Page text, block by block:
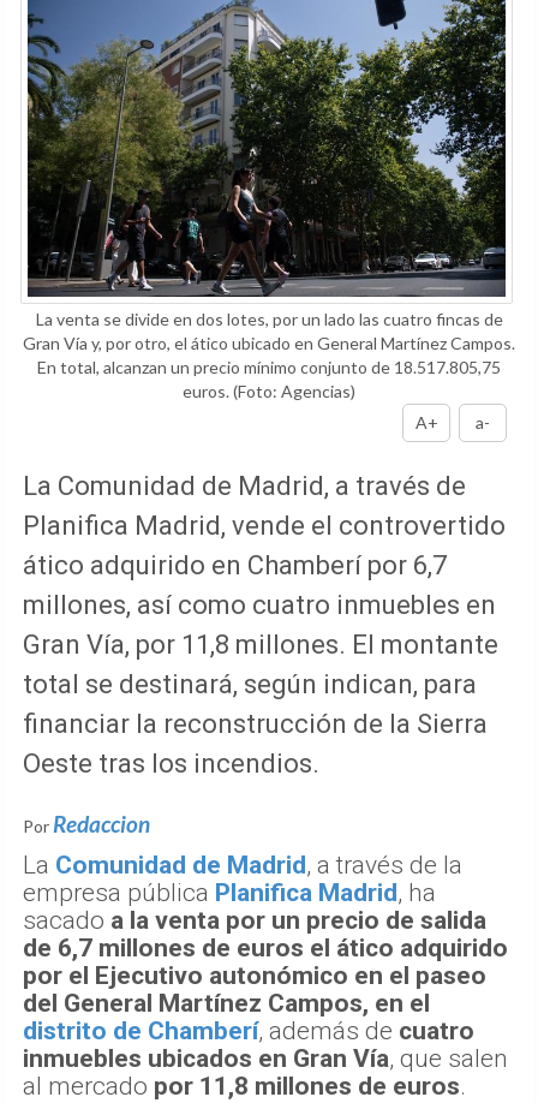
La venta se divide en dos lotes, por un lado las cuatro fincas de
Gran Vía y, por otro, el ático ubicado en General Martínez Campos.
En total, alcanzan un precio mínimo conjunto de 18.517.805,75
euros.(Foto: Agencias)
A+
a-
La Comunidad de Madrid, a través de
Planifica Madrid, vende el controvertido
ático adquirido en Chamberí por 6,7
millones, así como cuatro inmuebles en
Gran Vía, por 11,8 millones. El montante
total se destinará, según indican, para
financiar la reconstrucción de la Sierra
Oeste tras los incendios.
Por Redaccion
La Comunidad de Madrid, a través de la
empresa pública Planifica Madrid, ha
sacado a la venta por un precio de salida
de 6,7 millones de euros el ático adquirido
por el Ejecutivo autonómico en el paseo
del General Martínez Campos, en el
distrito de Chamberí, además de cuatro
inmuebles ubicados en Gran Vía, que salen
al mercado por 11,8 millones de euros.